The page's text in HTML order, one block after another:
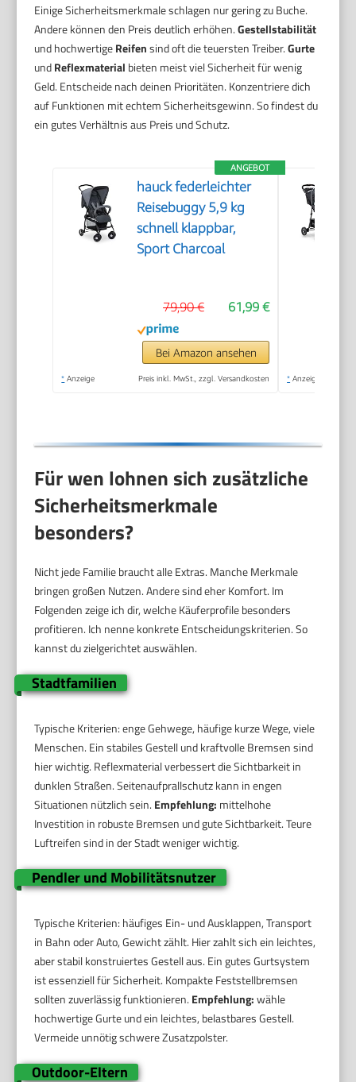
Einige Sicherheitsmerkmale schlagen nur gering zu Buche.
Andere können den Preis deutlich erhöhen.Gestellstabilität
und hochwertigeReifensind oft die teuersten Treiber.Gurte
undReflexmaterial bieten meist viel Sicherheit für wenig
Geld. Entscheide nach deinen Prioritäten. Konzentriere dich
auf Funktionen mit echtem Sicherheitsgewinn. So findest du
ein gutes Verhältnis aus Preis und Schutz.
ANGEBOT
hauck federleichter
Reisebuggy 5,9 kg
schnell klappbar,
Sport Charcoal
61,99 €
79,90 €
Bei Amazon ansehen
* Anzeige Preis inkl. MwSt., zzgl. Versandkosten * Anzeige
Für wen lohnen sich zusätzliche
Sicherheitsmerkmale
besonders?
Nicht jede Familie braucht alle Extras. Manche Merkmale
bringen großen Nutzen. Andere sind eher Komfort. Im
Folgenden zeige ich dir, welche Käuferprofile besonders
profitieren. Ich nenne konkrete Entscheidungskriterien. So
kannst du zielgerichtet auswählen.
Stadtfamilien
Typische Kriterien: enge Gehwege, häufige kurze Wege, viele
Menschen. Ein stabiles Gestell und kraftvolle Bremsen sind
hier wichtig. Reflexmaterial verbessert die Sichtbarkeit in
dunklen Straßen. Seitenaufprallschutz kann in engen
Situationen nützlich sein. Empfehlung: mittelhohe
Investition in robuste Bremsen und gute Sichtbarkeit. Teure
Luftreifen sind in der Stadt weniger wichtig.
Pendler und Mobilitätsnutzer
Typische Kriterien: häufiges Ein- und Ausklappen, Transport
in Bahn oder Auto, Gewicht zählt. Hier zahlt sich ein leichtes,
aber stabil konstruiertes Gestell aus. Ein gutes Gurtsystem
ist essenziell für Sicherheit. Kompakte Feststellbremsen
sollten zuverlässig funktionieren. Empfehlung:wähle
hochwertige Gurte und ein leichtes, belastbares Gestell.
Vermeide unnötig schwere Zusatzpolster.
Outdoor-Eltern